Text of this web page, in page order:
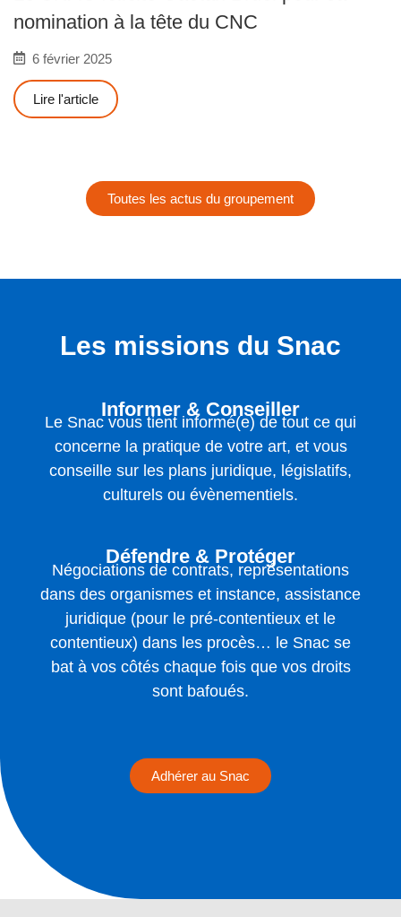
nomination à la tête du CNC
6 février 2025
Lire l'article
Toutes les actus du groupement
Les missions du Snac
Informer & Conseiller
Le Snac vous tient informé(e) de tout ce qui
concerne la pratique de votre art, et vous
conseille sur les plans juridique, législatifs,
culturels ou évènementiels.
Défendre & Protéger
Négociations de contrats, représentations
dans des organismes et instance, assistance
juridique (pour le pré-contentieux et le
contentieux) dans les procès… le Snac se
bat à vos côtés chaque fois que vos droits
sont bafoués.
Adhérer au Snac